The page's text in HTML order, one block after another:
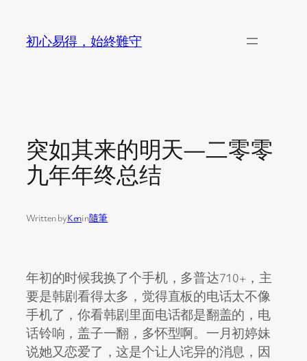
content
初心易得，始終難守
突如其来的明天—二零零
九年年终总结
Written byKenin隨筆
年初的时候我换了个手机，多普达710+，主
要是韩剧看得太多，觉得直板的电话太不像
手机了，你看韩剧里面电话都是翻盖的，电
话铃响，盖子一翻，多怀型啊。一月初婷妹
说她又恋爱了，这是个让人诧异的消息，因